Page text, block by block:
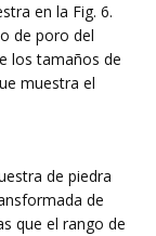
en la Fig. 6.
de poro del
los tamaños de
muestra el
de piedra
de
que el rango de